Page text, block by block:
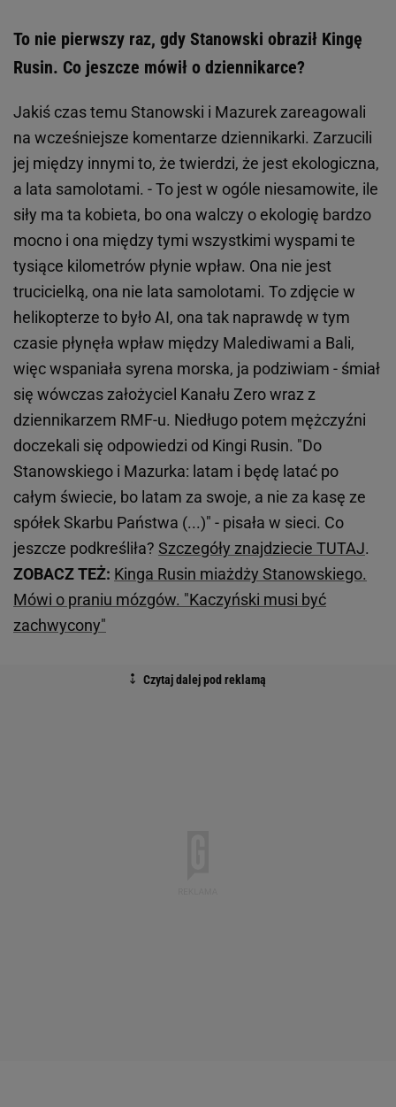
To nie pierwszy raz, gdy Stanowski obraził Kingę
Rusin. Co jeszcze mówił o dziennikarce?
Jakiś czas temu Stanowski i Mazurek zareagowali
na wcześniejsze komentarze dziennikarki. Zarzucili
jej między innymi to, że twierdzi, że jest ekologiczna,
a lata samolotami. - To jest w ogóle niesamowite, ile
siły ma ta kobieta, bo ona walczy o ekologię bardzo
mocno i ona między tymi wszystkimi wyspami te
tysiące kilometrów płynie wpław. Ona nie jest
trucicielką, ona nie lata samolotami. To zdjęcie w
helikopterze to było AI, ona tak naprawdę w tym
czasie płynęła wpław między Malediwami a Bali,
więc wspaniała syrena morska, ja podziwiam - śmiał
się wówczas założyciel Kanału Zero wraz z
dziennikarzem RMF-u. Niedługo potem mężczyźni
doczekali się odpowiedzi od Kingi Rusin. "Do
Stanowskiego i Mazurka: latam i będę latać po
całym świecie, bo latam za swoje, a nie za kasę ze
spółek Skarbu Państwa (...)" - pisała w sieci. Co
jeszcze podkreśliła? Szczegóły znajdziecie TUTAJ.
ZOBACZ TEŻ: Kinga Rusin miażdży Stanowskiego.
Mówi o praniu mózgów. "Kaczyński musi być
zachwycony"